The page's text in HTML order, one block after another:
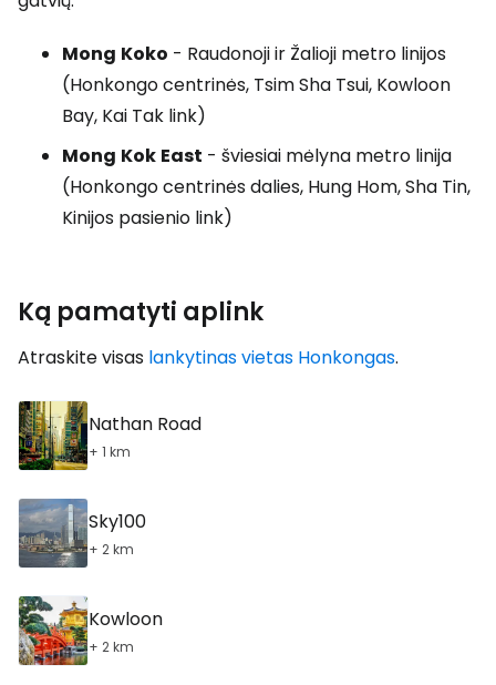
Mong Koko - Raudonoji ir Žalioji metro linijos
(Honkongo centrinės, Tsim Sha Tsui, Kowloon
Bay, Kai Tak link)
Mong Kok East - šviesiai mėlyna metro linija
(Honkongo centrinės dalies, Hung Hom, Sha Tin,
Kinijos pasienio link)
Ką pamatyti aplink
Atraskite visas lankytinas vietas Honkongas.
Nathan Road
+ 1 km
Sky100
+ 2 km
Kowloon
+ 2 km